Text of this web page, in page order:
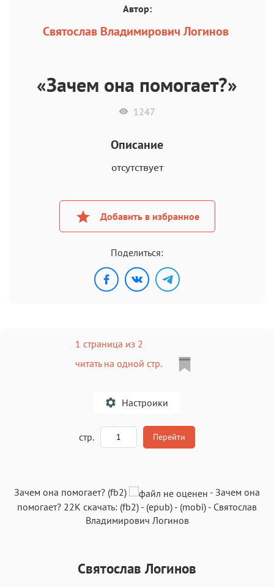
Автор:
Святослав Владимирович Логинов
«Зачем она помогает?»
1247
Описание
отсутствует
Добавить в избранное
Поделиться:
1 страница из 2
читать на одной стр.
Настроики
Аа Аа
стр. Перейти
Зачем она помогает? (fb2) - Зачем она
помогает? 22K скачать: (fb2) - (epub) - (mobi) - Святослав
Владимирович Логинов
Святослав Логинов